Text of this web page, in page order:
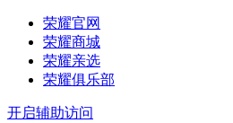
荣耀官网
荣耀商城
荣耀亲选
荣耀俱乐部
开启辅助访问